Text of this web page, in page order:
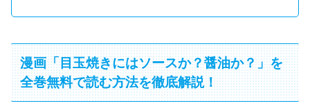
漫画「目玉焼きにはソースか？醤油か？」を
全巻無料で読む方法を徹底解説！